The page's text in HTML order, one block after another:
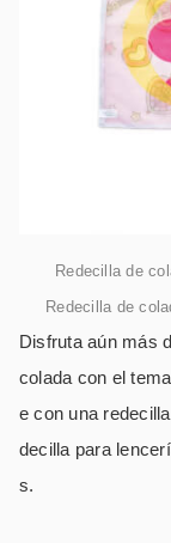
Redecilla de
Redecilla de
Disfruta aún más
colada con el
e con una
decilla para
s.